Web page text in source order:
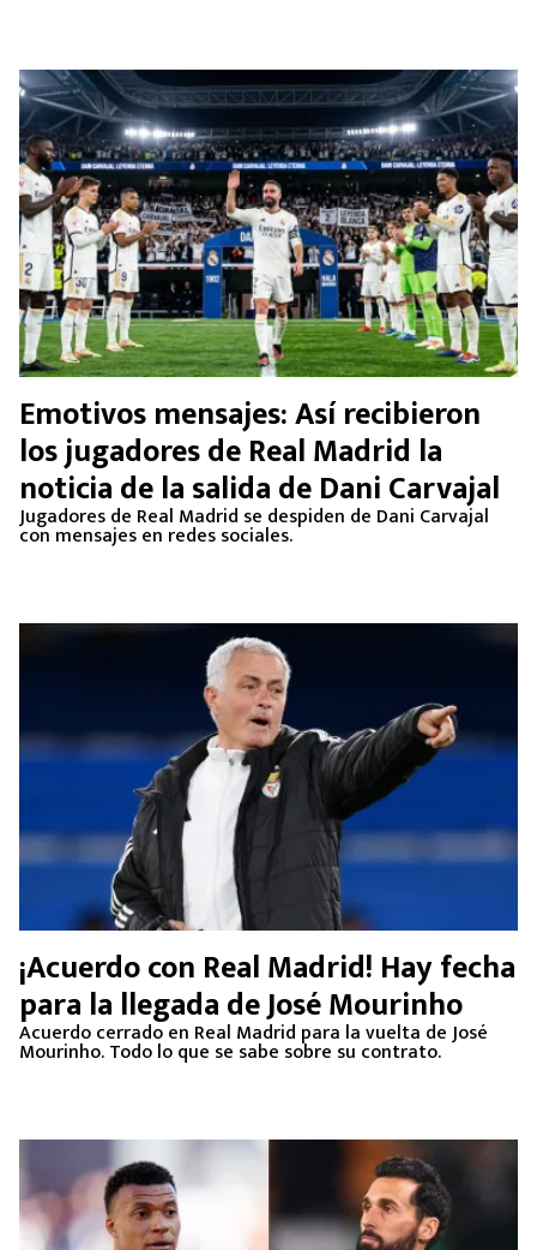
Emotivos mensajes: Así recibieron
los jugadores de Real Madrid la
noticia de la salida de Dani Carvajal
Jugadores de Real Madrid se despiden de Dani Carvajal
con mensajes en redes sociales.
¡Acuerdo con Real Madrid! Hay fecha
para la llegada de José Mourinho
Acuerdo cerrado en Real Madrid para la vuelta de José
Mourinho. Todo lo que se sabe sobre su contrato.